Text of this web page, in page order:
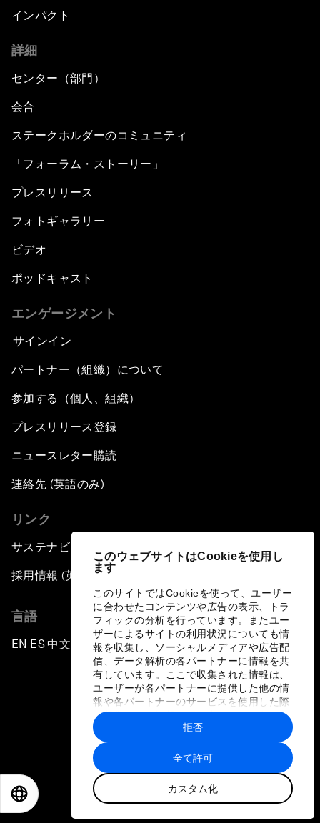
このウェブサイトはCookieを使用し
ます
このサイトではCookieを使って、ユーザー
に合わせたコンテンツや広告の表示、トラ
フィックの分析を行っています。またユー
ザーによるサイトの利用状況についても情
報を収集し、ソーシャルメディアや広告配
信、データ解析の各パートナーに情報を共
有しています。ここで収集された情報は、
ユーザーが各パートナーに提供した他の情
報や各パートナーのサービスを使用した際
に収集された情報と組み合わされ、各パー
トナーによって使用されることがありま
す。
全て許可
カスタム化
拒否
インパクト
詳細
センター（部門）
会合
ステークホルダーのコミュニティ
「フォーラム・ストーリー」
プレスリリース
フォトギャラリー
ビデオ
ポッドキャスト
エンゲージメント
サインイン
パートナー（組織）について
参加する（個人、組織）
プレスリリース登録
ニュースレター購読
連絡先 (英語のみ)
リンク
サステナビリティへの取り組み
採用情報 (英語のみ)
言語
EN ▪ES▪中文▪ 日本語
プライバシーポリシーと利用規約
サイトマップ
©
世界経済フォーラム